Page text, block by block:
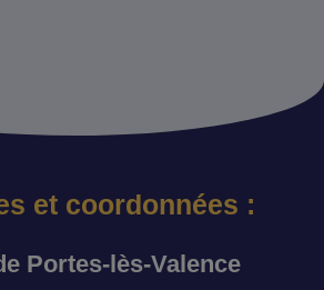
et coordonnées :
Portes-lès-Valence